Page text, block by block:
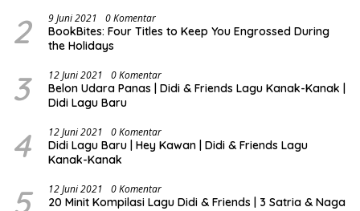
2 9 Juni 2021 0 Komentar
BookBites: Four Titles to Keep You Engrossed During
the Holidays
3 12 Juni 2021 0 Komentar
Belon Udara Panas | Didi & Friends Lagu Kanak-Kanak |
Didi Lagu Baru
4 12 Juni 2021 0 Komentar
Didi Lagu Baru | Hey Kawan | Didi & Friends Lagu
Kanak-Kanak
5 12 Juni 2021 0 Komentar
20 Minit Kompilasi Lagu Didi & Friends | 3 Satria & Naga